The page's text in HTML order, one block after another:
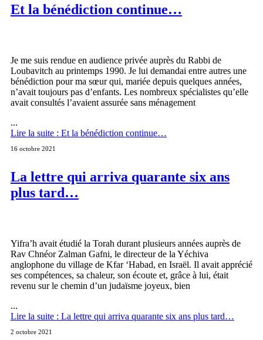
Et la bénédiction continue…
Je me suis rendue en audience privée auprès du Rabbi de
Loubavitch au printemps 1990. Je lui demandai entre autres une
bénédiction pour ma sœur qui, mariée depuis quelques années,
n’avait toujours pas d’enfants. Les nombreux spécialistes qu’elle
avait consultés l’avaient assurée sans ménagement
...
Lire la suite : Et la bénédiction continue…
16 octobre 2021
La lettre qui arriva quarante six ans
plus tard…
Yifra’h avait étudié la Torah durant plusieurs années auprès de
Rav Chnéor Zalman Gafni, le directeur de la Yéchiva
anglophone du village de Kfar ‘Habad, en Israël. Il avait apprécié
ses compétences, sa chaleur, son écoute et, grâce à lui, était
revenu sur le chemin d’un judaïsme joyeux, bien
...
Lire la suite : La lettre qui arriva quarante six ans plus tard…
2 octobre 2021